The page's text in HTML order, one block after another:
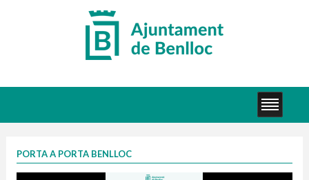
PORTA A PORTA BENLLOC